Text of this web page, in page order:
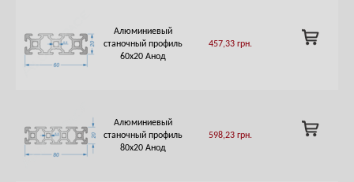
Алюминиевый
станочный профиль
60х20 Анод
457,33 грн.
ADD
TO
Алюминиевый
станочный профиль
80х20 Анод
598,23 грн.
ADD
TO